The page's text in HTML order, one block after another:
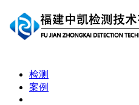
检测
案例